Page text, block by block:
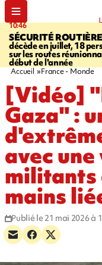
10:46
SÉCURITÉ ROUTIÈRE
décède en juillet, 18
sur les routes
début de l'année
Accueil France - Monde
[Vidéo]
Gaza" :
avec
militants
mains
Publié le 21 mai 2026 à